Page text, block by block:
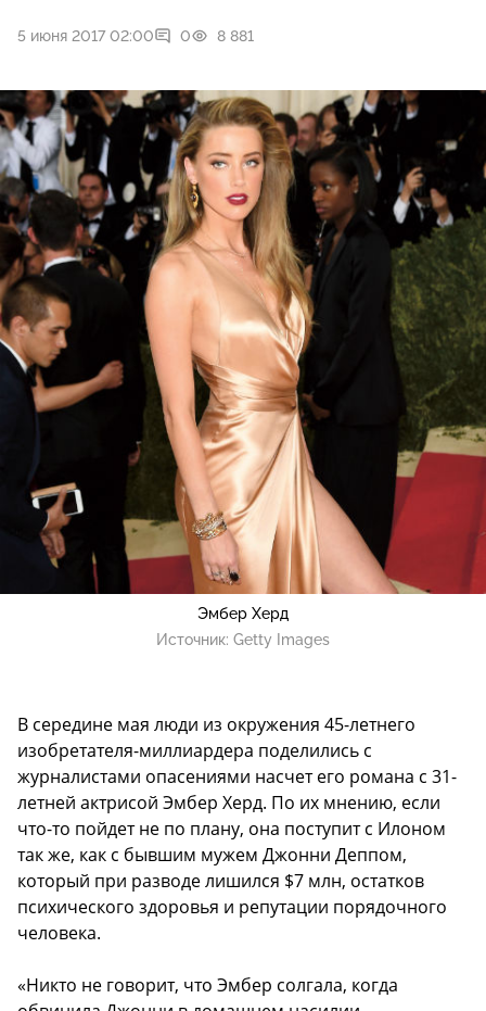
5 июня 2017 02:00 0 8 881
Эмбер Херд
Источник: Getty Images
В середине мая люди из окружения 45-летнего
изобретателя-миллиардера поделились с
журналистами опасениями насчет его романа с 31-
летней актрисой Эмбер Херд. По их мнению, если
что-то пойдет не по плану, она поступит с Илоном
так же, как с бывшим мужем Джонни Деппом,
который при разводе лишился $7 млн, остатков
психического здоровья и репутации порядочного
человека.
«Никто не говорит, что Эмбер солгала, когда